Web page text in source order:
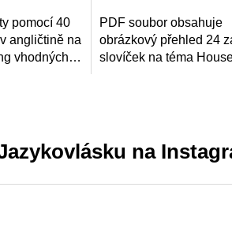
pomocí 40
angličtině na
vhodných
5
hvězdiček.
PDF soubor obsahuje
obrázkový přehled 24
slovíček na téma
na